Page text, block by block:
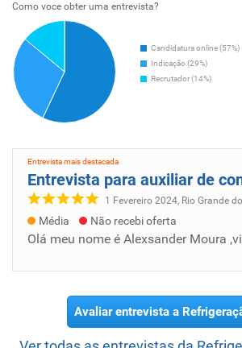
Como voce obter uma entrevista?
Candidatura online (57%)
Indicação (29%)
Recrutador (14%)
Entrevista mais destacada
Entrevista para auxiliar de
1 Fevereiro 2024, Rio Grande
Média Não recebi oferta
Avaliar entrevista a